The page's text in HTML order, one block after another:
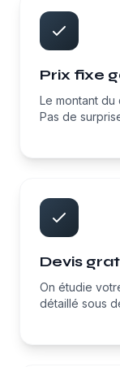
Prix fixe
Le montant
Pas de
Devis
On étudie
détaillé sous